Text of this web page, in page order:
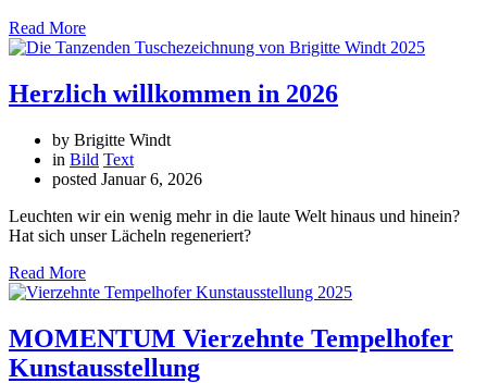
Read More
Herzlich willkommen in 2026
by Brigitte Windt
in Bild Text
posted Januar 6, 2026
Leuchten wir ein wenig mehr in die laute Welt hinaus und hinein?
Hat sich unser Lächeln regeneriert?
Read More
MOMENTUM Vierzehnte Tempelhofer
Kunstausstellung